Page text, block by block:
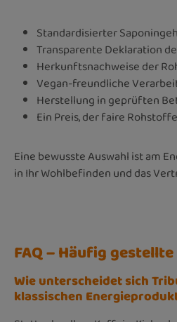
Standardisierter
Transparente Deklaration
Herkunftsnachweise der
Vegan-freundliche
Herstellung in geprüften
Ein Preis, der faire
Eine bewusste Auswahl ist am
in Ihr Wohlbefinden und das
FAQ – Häufig
Wie unterscheidet sich
klassischen